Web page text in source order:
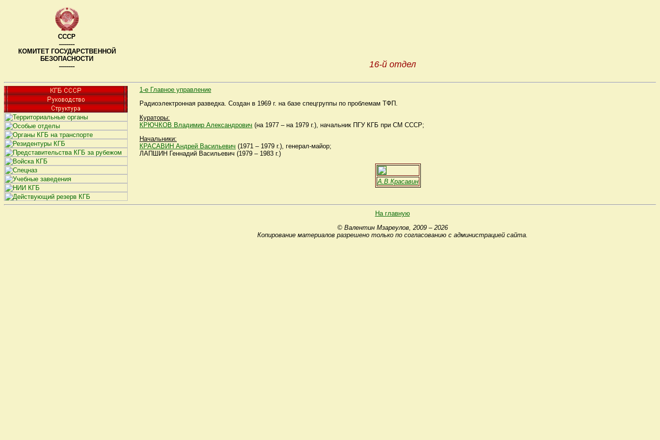
СССР
--------
КОМИТЕТ ГОСУДАРСТВЕННОЙ
БЕЗОПАСНОСТИ
--------
16-й отдел
1-е Главное управление
Радиоэлектронная разведка. Создан в 1969 г. на базе спецгруппы по проблемам ТФП.
Кураторы:
КРЮЧКОВ Владимир Александрович (на 1977 – на 1979 г.), начальник ПГУ КГБ при СМ СССР;
Начальники:
КРАСАВИН Андрей Васильевич (1971 – 1979 г.), генерал-майор;
ЛАПШИН Геннадий Васильевич (1979 – 1983 г.)
А.В.Красавин
На главную
© Валентин Мзареулов, 2009 – 2026
Копирование материалов разрешено только по согласованию с администрацией сайта.